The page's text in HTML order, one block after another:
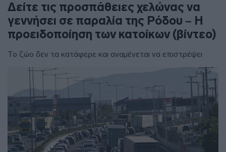
Δείτε τις προσπάθειες χελώνας να
γεννήσει σε παραλία της Ρόδου – Η
προειδοποίηση των κατοίκων (βίντεο)
Το ζώο δεν τα κατάφερε και αναμένεται να επιστρέψει